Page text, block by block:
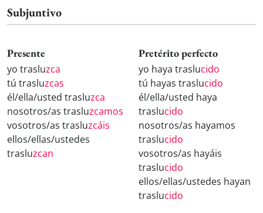
Subjuntivo
Presente
yo trasluzca
tú trasluzcas
él/ella/usted trasluzca
nosotros/as trasluzcamos
vosotros/as trasluzcáis
ellos/ellas/ustedes
trasluzcan
Pretérito perfecto
yo haya traslucido
tú hayas traslucido
él/ella/usted haya
traslucido
nosotros/as hayamos
traslucido
vosotros/as hayáis
traslucido
ellos/ellas/ustedes hayan
traslucido